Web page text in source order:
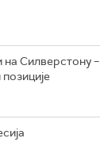
Силверстону –